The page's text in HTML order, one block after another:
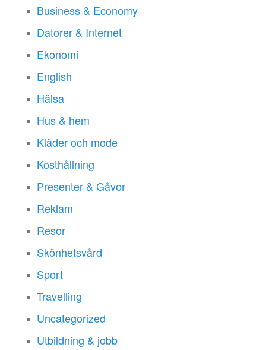
Business & Economy
Datorer & Internet
Ekonomi
English
Hälsa
Hus & hem
Kläder och mode
Kosthållning
Presenter & Gåvor
Reklam
Resor
Skönhetsvård
Sport
Travelling
Uncategorized
Utbildning & jobb